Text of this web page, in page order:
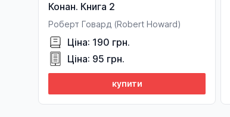
Конан. Книга 2
Роберт Говард (Robert Howard)
Ціна: 190 грн.
Ціна: 95 грн.
купити